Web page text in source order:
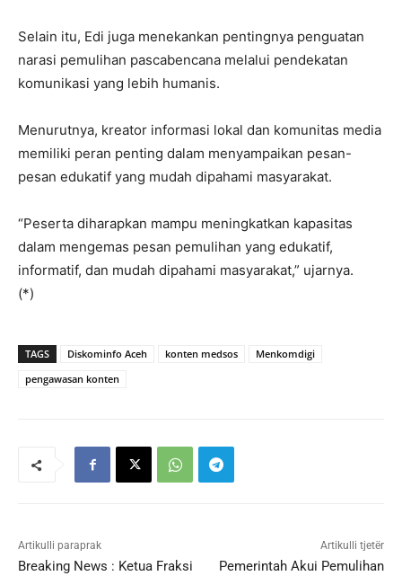
Selain itu, Edi juga menekankan pentingnya penguatan
narasi pemulihan pascabencana melalui pendekatan
komunikasi yang lebih humanis.
Menurutnya, kreator informasi lokal dan komunitas media
memiliki peran penting dalam menyampaikan pesan-
pesan edukatif yang mudah dipahami masyarakat.
“Peserta diharapkan mampu meningkatkan kapasitas
dalam mengemas pesan pemulihan yang edukatif,
informatif, dan mudah dipahami masyarakat,” ujarnya.
(*)
TAGS Diskominfo Aceh konten medsos
Menkomdigi
pengawasan konten
Artikulli paraprak
Breaking News : Ketua Fraksi
Artikulli tjetër
Pemerintah Akui Pemulihan